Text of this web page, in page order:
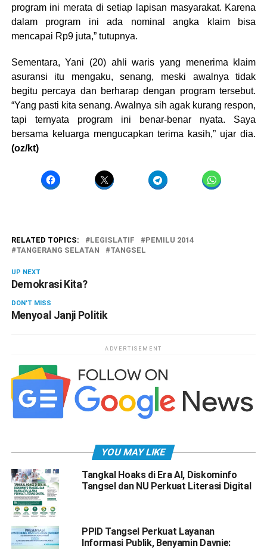
program ini merata di setiap lapisan masyarakat. Karena
dalam program ini ada nominal angka klaim bisa
mencapai Rp9 juta,” tutupnya.
Sementara, Yani (20) ahli waris yang menerima klaim
asuransi itu mengaku, senang, meski awalnya tidak
begitu percaya dan berharap dengan program tersebut.
“Yang pasti kita senang. Awalnya sih agak kurang respon,
tapi ternyata program ini benar-benar nyata. Saya
bersama keluarga mengucapkan terima kasih,” ujar dia.
(oz/kt)
RELATED TOPICS: LEGISLATIF
PEMILU 2014
TANGERANG SELATAN
TANGSEL
UP NEXT
Demokrasi Kita?
DON'T MISS
Menyoal Janji Politik
ADVERTISEMENT
YOU MAY LIKE
Tangkal Hoaks di Era AI, Diskominfo
Tangsel dan NU Perkuat Literasi Digital
PPID Tangsel Perkuat Layanan
Informasi Publik, Benyamin Davnie: